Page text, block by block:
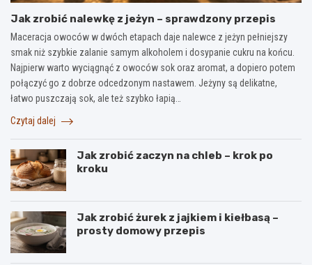
Jak zrobić nalewkę z jeżyn – sprawdzony przepis
Maceracja owoców w dwóch etapach daje nalewce z jeżyn pełniejszy
smak niż szybkie zalanie samym alkoholem i dosypanie cukru na końcu.
Najpierw warto wyciągnąć z owoców sok oraz aromat, a dopiero potem
połączyć go z dobrze odcedzonym nastawem. Jeżyny są delikatne,
łatwo puszczają sok, ale też szybko łapią…
Czytaj dalej
Jak zrobić zaczyn na chleb – krok po
kroku
Jak zrobić żurek z jajkiem i kiełbasą –
prosty domowy przepis